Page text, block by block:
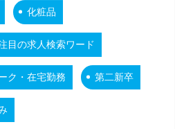
化粧品
目の求人検索ワード
ク・在宅勤務 第二新卒